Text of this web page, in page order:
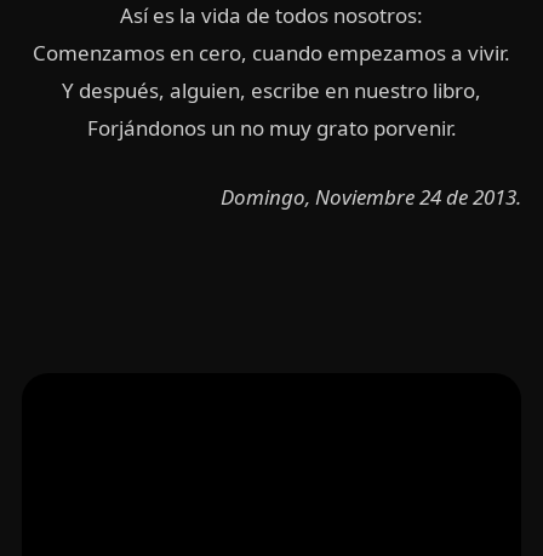
Así es la vida de todos nosotros:
Comenzamos en cero, cuando empezamos a vivir.
Y después, alguien, escribe en nuestro libro,
Forjándonos un no muy grato porvenir.
Domingo, Noviembre 24 de 2013.